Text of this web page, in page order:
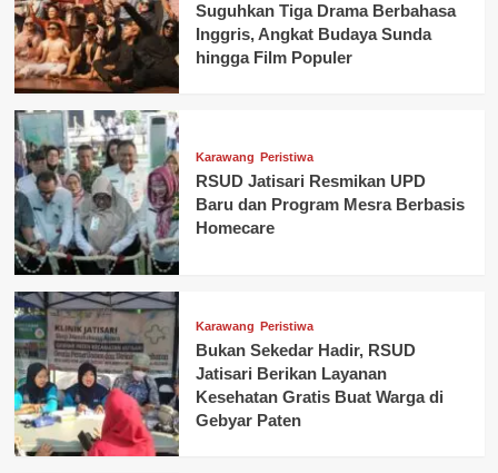
Suguhkan Tiga Drama Berbahasa
Inggris, Angkat Budaya Sunda
hingga Film Populer
Karawang Peristiwa
RSUD Jatisari Resmikan UPD
Baru dan Program Mesra Berbasis
Homecare
Karawang Peristiwa
Bukan Sekedar Hadir, RSUD
Jatisari Berikan Layanan
Kesehatan Gratis Buat Warga di
Gebyar Paten